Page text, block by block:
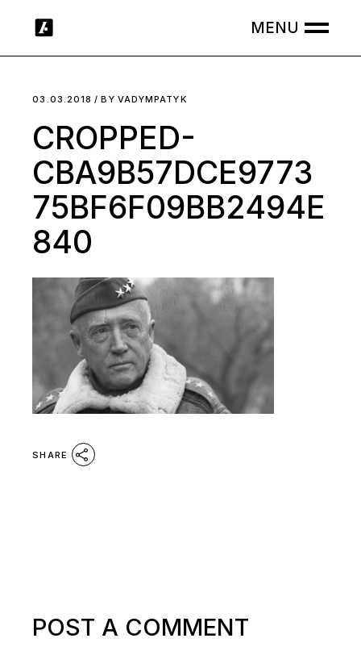
03.03.2018 BY VADYMPATYK
CROPPED-
CBA9B57DCE9773
75BF6F09BB2494E
840
SHARE
POST A COMMENT